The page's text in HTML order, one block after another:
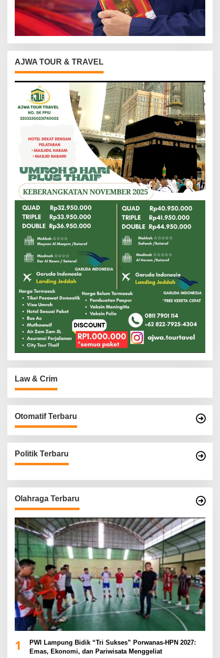
AJWA TOUR & TRAVEL
Law & Crim
Otomatif Terbaru
Politik Terbaru
Olahraga Terbaru
1
PWI Lampung Bidik “Tri Sukses” Porwanas-HPN 2027:
Emas, Ekonomi, dan Pariwisata Menggeliat